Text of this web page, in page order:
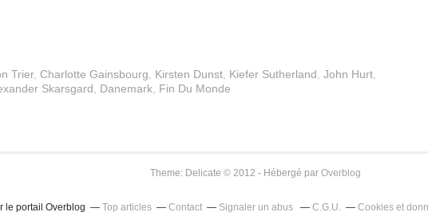
Trier, Charlotte Gainsbourg Kirsten Dunst Kiefer Sutherland John Hurt
Skarsgard Danemark Fin Du Monde
Theme: Delicate © 2012 - Hébergé par Overblog
le portail Overblog Top articles Contact Signaler un abus C.G.U. Cookies et